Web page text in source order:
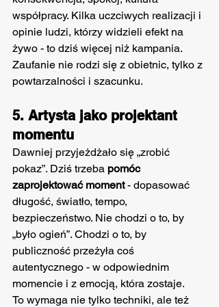
współpracy. Kilka uczciwych realizacji i
opinie ludzi, którzy widzieli efekt na
żywo - to dziś więcej niż kampania.
Zaufanie nie rodzi się z obietnic, tylko z
powtarzalności i szacunku.
5. Artysta jako projektant
momentu
Dawniej przyjeżdżało się „zrobić
pokaz”. Dziś trzeba pomóc
zaprojektować moment - dopasować
długość, światło, tempo,
bezpieczeństwo. Nie chodzi o to, by
„było ogień”. Chodzi o to, by
publiczność przeżyła coś
autentycznego - w odpowiednim
momencie i z emocją, która zostaje.
To wymaga nie tylko techniki, ale też